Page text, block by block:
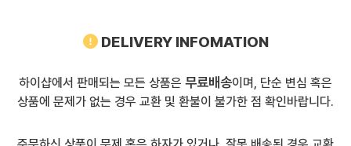
DELIVERY INFOMATION
하이샵에서 판매되는 모든 상품은 무료배송이며, 단순 변심 혹은
상품에 문제가 없는 경우 교환 및 환불이 불가한 점 확인바랍니다.